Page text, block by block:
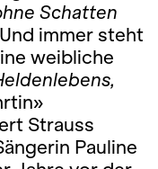
Schatten
Und immer steht
weibliche
Strauss
Pauline